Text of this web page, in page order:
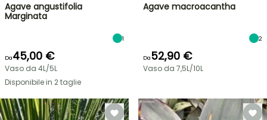
Agave angustifolia
Marginata
1
Da45,00 €
Vaso da 4L/5L
Disponibile in 2 taglie
Agave macroacantha
2
Da52,90 €
Vaso da 7,5L/10L